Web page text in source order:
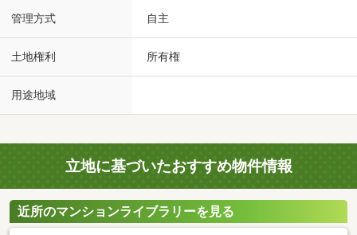
管理方式 自主
土地権利 所有権
用途地域
立地に基づいたおすすめ物件情報
近所のマンションライブラリーを見る